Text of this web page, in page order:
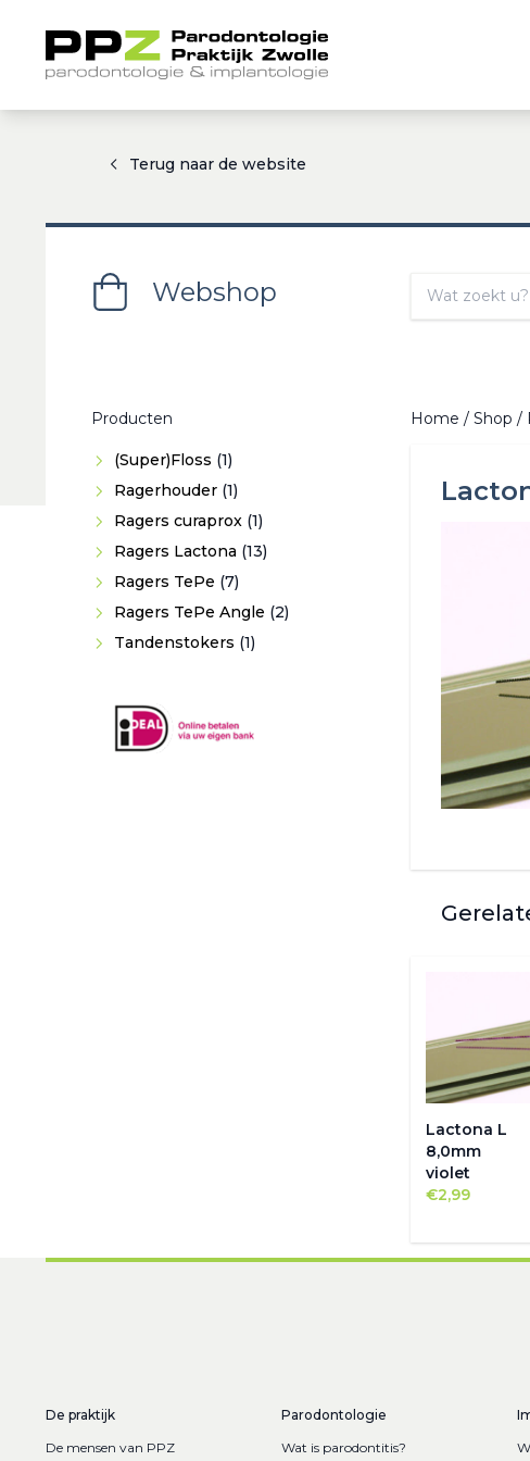
Terug naar de website
Webshop
Producten
(Super)Floss 11
product
Ragerhouder 11
product
Ragers curaprox 11
product
Ragers Lactona 1313
Ragers TePe 77
producten
Ragers TePe Angle 22
Tandenstokers 11
Home / Shop /
Lactona L
8,0mm
violet
€2,99
De praktijk
De mensen van PPZ
Parodontologie
Wat is parodontitis?